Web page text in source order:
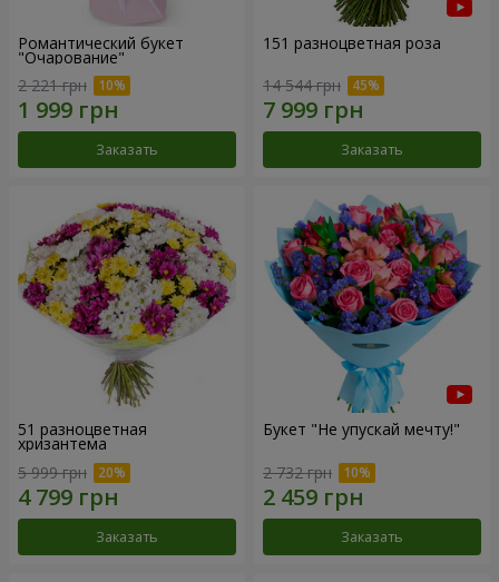
Романтический букет
"Очарование"
2 221 грн
Заказать
151 разноцветная роза
14 544 грн
Заказать
51 разноцветная
хризантема
5 999 грн
Заказать
Букет "Не упускай мечту!"
2 732 грн
Заказать